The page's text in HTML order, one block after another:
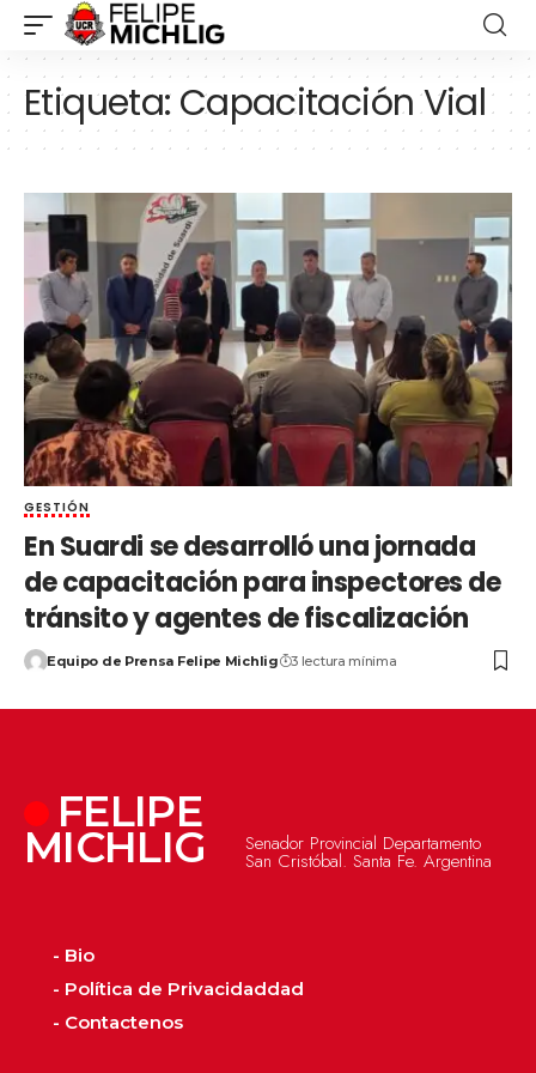
Etiqueta:Capacitación Vial
GESTIÓN
En Suardi se desarrolló una jornada
de capacitación para inspectores de
tránsito y agentes de fiscalización
Equipo de Prensa Felipe Michlig 3 lectura mínima
FELIPE
MICHLIG Senador Provincial Departamento
San Cristóbal. Santa Fe. Argentina
- Bio
- Política de Privacidaddad
- Contactenos